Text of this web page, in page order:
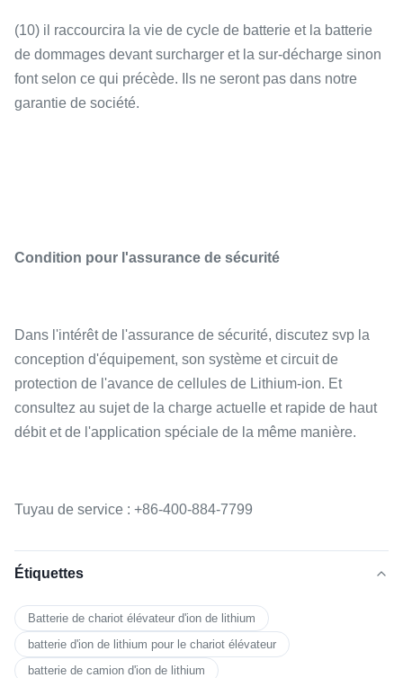
(10) il raccourcira la vie de cycle de batterie et la batterie
de dommages devant surcharger et la sur-décharge sinon
font selon ce qui précède. Ils ne seront pas dans notre
garantie de société.
Condition pour l'assurance de sécurité
Dans l'intérêt de l'assurance de sécurité, discutez svp la
conception d'équipement, son système et circuit de
protection de l'avance de cellules de Lithium-ion. Et
consultez au sujet de la charge actuelle et rapide de haut
débit et de l'application spéciale de la même manière.
Tuyau de service : +86-400-884-7799
Étiquettes
Batterie de chariot élévateur d'ion de lithium
batterie d'ion de lithium pour le chariot élévateur
batterie de camion d'ion de lithium